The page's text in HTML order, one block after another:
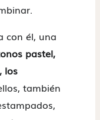
con él, una
pastel,
los
también